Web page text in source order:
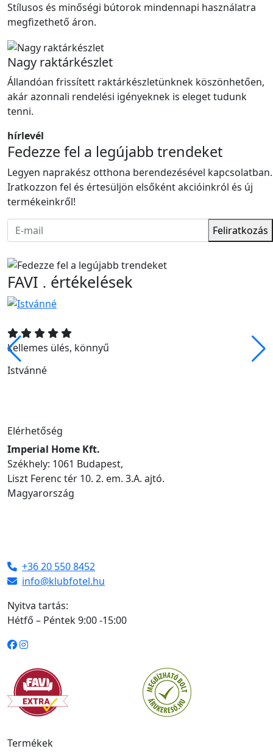
Stílusos és minőségi bútorok mindennapi használatra
megfizethető áron.
Nagy raktárkészlet
Állandóan frissített raktárkészletünknek köszönhetően,
akár azonnali rendelési igényeknek is eleget tudunk
tenni.
hírlevél
Fedezze fel a legújabb trendeket
Legyen naprakész otthona berendezésével kapcsolatban.
Iratkozzon fel és értesüljön elsőként akcióinkról és új
termékeinkről!
Feliratkozás
FAVI . értékelések
kellemes ülés, könnyű
Istvánné
Elérhetőség
Imperial Home Kft.
Székhely: 1061 Budapest,
Liszt Ferenc tér 10. 2. em. 3.A. ajtó.
Magyarország
+36 20 550 8452
info@klubfotel.hu
Nyitva tartás:
Hétfő – Péntek 9:00 -15:00
Termékek